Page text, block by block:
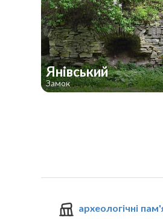
Янівський
Замок
археологічні